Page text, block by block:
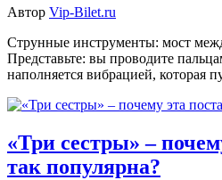
Автор Vip-Bilet.ru
Струнные инструменты: мост
Представьте: вы проводите
наполняется вибрацией, которая
«Три сестры» –
так популярна?